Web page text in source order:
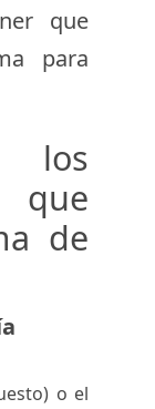
que
para
los
que
de
o el